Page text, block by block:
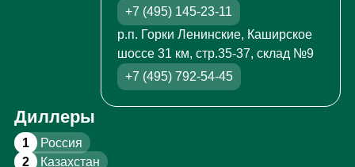
+7 (495) 145-23-11
р.п. Горки Ленинские, Каширское
шоссе 31 км, стр.35-37, склад №9
+7 (495) 792-54-45
Диллеры
1 Россия
2 Казахстан